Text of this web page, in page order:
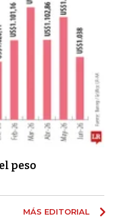
peso
MÁS EDITORIAL